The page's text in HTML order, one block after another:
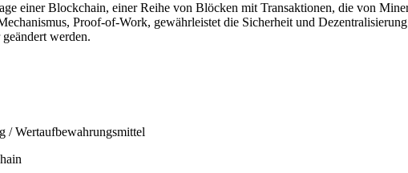
einer Blockchain, einer Reihe von Blöcken mit Transaktionen, die von
Proof-of-Work, gewährleistet die Sicherheit und
werden.
/ Wertaufbewahrungsmittel